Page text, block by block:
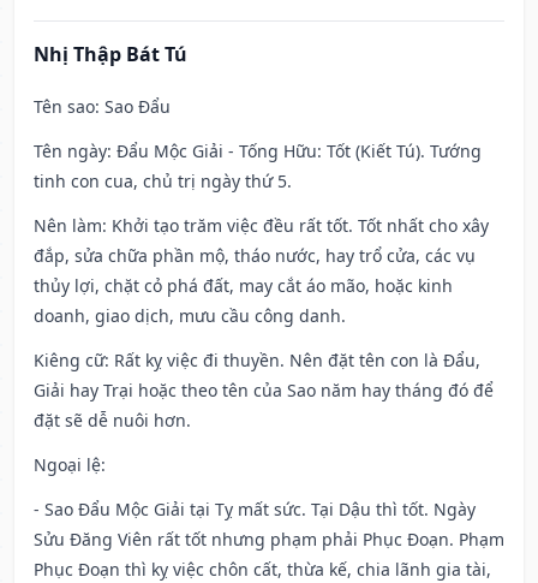
Nhị Thập Bát Tú
Tên sao: Sao Đẩu
Tên ngày: Đẩu Mộc Giải - Tống Hữu: Tốt (Kiết Tú). Tướng
tinh con cua, chủ trị ngày thứ 5.
Nên làm: Khởi tạo trăm việc đều rất tốt. Tốt nhất cho xây
đắp, sửa chữa phần mộ, tháo nước, hay trổ cửa, các vụ
thủy lợi, chặt cỏ phá đất, may cắt áo mão, hoặc kinh
doanh, giao dịch, mưu cầu công danh.
Kiêng cữ: Rất kỵ việc đi thuyền. Nên đặt tên con là Đẩu,
Giải hay Trại hoặc theo tên của Sao năm hay tháng đó để
đặt sẽ dễ nuôi hơn.
Ngoại lệ:
- Sao Đẩu Mộc Giải tại Tỵ mất sức. Tại Dậu thì tốt. Ngày
Sửu Đăng Viên rất tốt nhưng phạm phải Phục Đoạn. Phạm
Phục Đoạn thì kỵ việc chôn cất, thừa kế, chia lãnh gia tài,